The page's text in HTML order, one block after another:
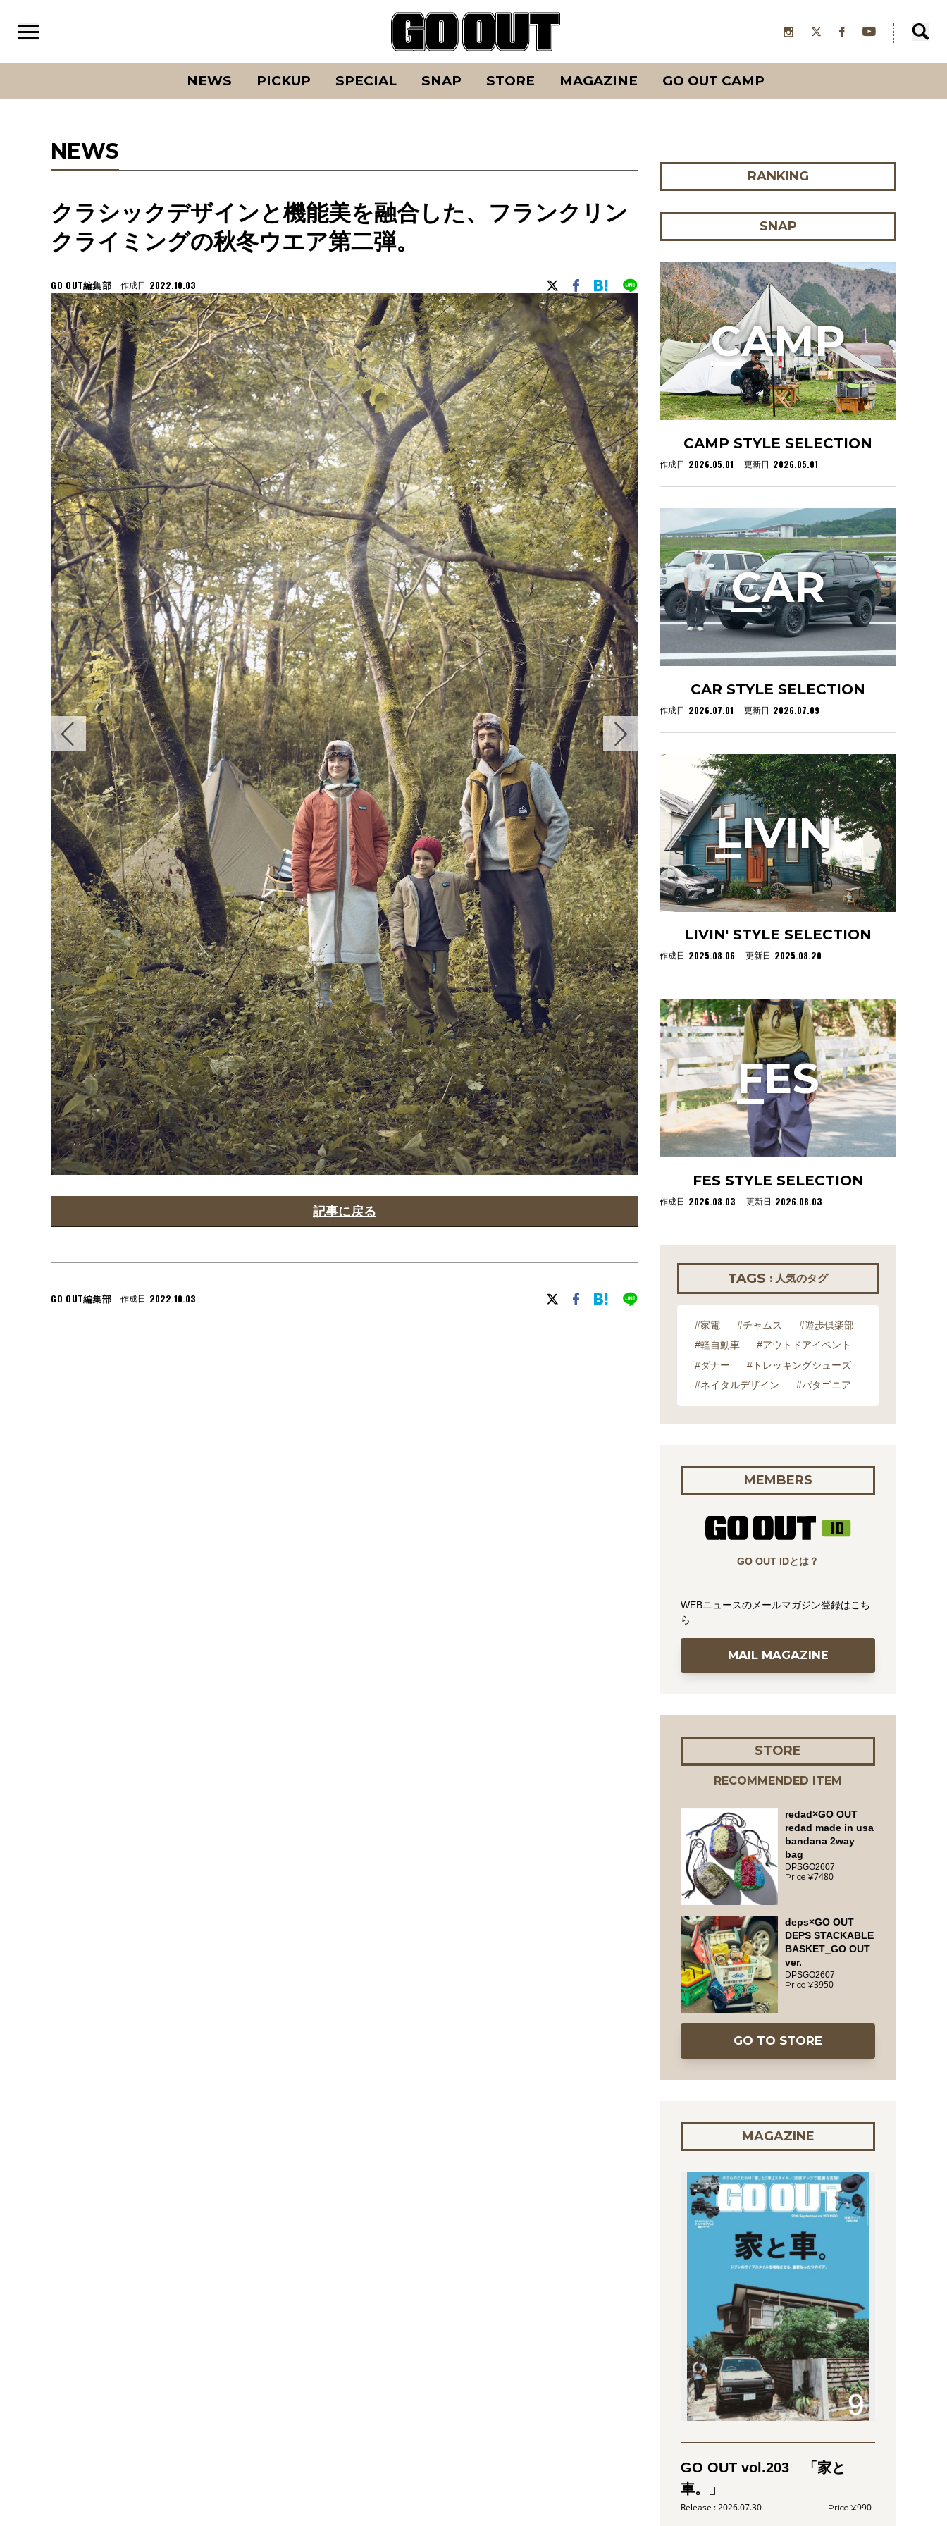
NEWS PICKUP SPECIAL SNAP STORE MAGAZINE GO OUT CAMP
NEWS
クラシックデザインと機能美を融合した、フランクリン
クライミングの秋冬ウエア第二弾。
GO OUT編集部 作成日 2022.10.03
記事に戻る
GO OUT編集部 作成日 2022.10.03
RANKING
SNAP
CAMP STYLE SELECTION
作成日 2026.05.01 更新日 2026.05.01
CAMP
CAR STYLE SELECTION
作成日 2026.07.01 更新日 2026.07.09
CAR
LIVIN' STYLE SELECTION
作成日 2025.08.06 更新日 2025.08.20
LIVIN'
FES STYLE SELECTION
作成日 2026.08.03 更新日 2026.08.03
FES
TAGS : 人気のタグ
#家電 #チャムス
#遊歩倶楽部
#軽自動車
#アウトドアイベント
#ダナー
#トレッキングシューズ
#ネイタルデザイン
#パタゴニア
MEMBERS
GO OUT IDとは？
WEBニュースのメールマガジン登録はこち
ら
MAIL MAGAZINE
STORE
RECOMMENDED ITEM
redad×GO OUT
redad made in usa
bandana 2way
bag
DPSGO2607
7480
deps×GO OUT
DEPS STACKABLE
BASKET_GO OUT
ver.
DPSGO2607
3950
GO TO STORE
MAGAZINE
GO OUT vol.203 「家と
車。」
2026.07.30 990